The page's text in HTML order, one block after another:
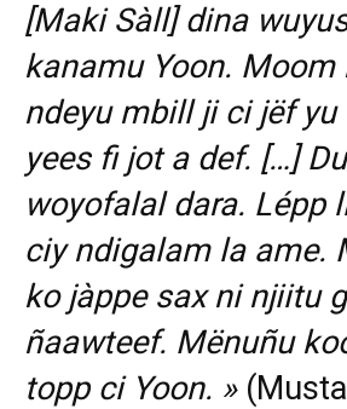
[Maki Sàll] dina
kanamu Yoon. Moom
ndeyu mbill ji ci jëf yu
yees fi jot a def. […]
woyofalal dara. Lépp
ciy ndigalam la ame.
ko jàppe sax ni njiitu
ñaawteef. Mënuñu
topp ci Yoon. »